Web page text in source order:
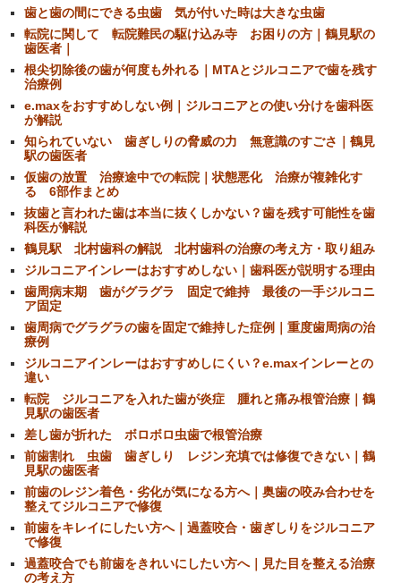
歯と歯の間にできる虫歯 気が付いた時は大きな虫歯
転院に関して 転院難民の駆け込み寺 お困りの方｜鶴見駅の
歯医者｜
根尖切除後の歯が何度も外れる｜MTAとジルコニアで歯を残す
治療例
e.maxをおすすめしない例｜ジルコニアとの使い分けを歯科医
が解説
知られていない 歯ぎしりの脅威の力 無意識のすごさ｜鶴見
駅の歯医者
仮歯の放置 治療途中での転院｜状態悪化 治療が複雑化す
る 6部作まとめ
抜歯と言われた歯は本当に抜くしかない？歯を残す可能性を歯
科医が解説
鶴見駅 北村歯科の解説 北村歯科の治療の考え方・取り組み
ジルコニアインレーはおすすめしない｜歯科医が説明する理由
歯周病末期 歯がグラグラ 固定で維持 最後の一手ジルコニ
ア固定
歯周病でグラグラの歯を固定で維持した症例｜重度歯周病の治
療例
ジルコニアインレーはおすすめしにくい？e.maxインレーとの
違い
転院 ジルコニアを入れた歯が炎症 腫れと痛み根管治療｜鶴
見駅の歯医者
差し歯が折れた ボロボロ虫歯で根管治療
前歯割れ 虫歯 歯ぎしり レジン充填では修復できない｜鶴
見駅の歯医者
前歯のレジン着色・劣化が気になる方へ｜奥歯の咬み合わせを
整えてジルコニアで修復
前歯をキレイにしたい方へ｜過蓋咬合・歯ぎしりをジルコニア
で修復
過蓋咬合でも前歯をきれいにしたい方へ｜見た目を整える治療
の考え方